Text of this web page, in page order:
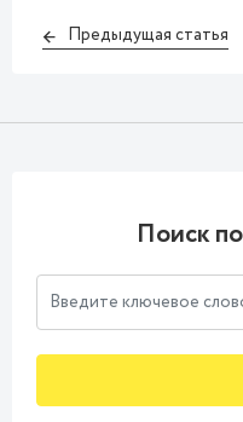
Предыдущая статья
Поиск